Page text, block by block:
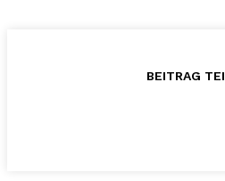
BEITRAG